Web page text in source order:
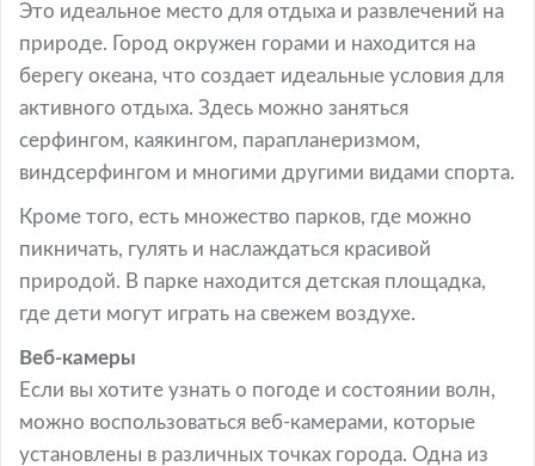
Это идеальное место для отдыха и развлечений на
природе. Город окружен горами и находится на
берегу океана, что создает идеальные условия для
активного отдыха. Здесь можно заняться
серфингом, каякингом, парапланеризмом,
виндсерфингом и многими другими видами спорта.
Кроме того, есть множество парков, где можно
пикничать, гулять и наслаждаться красивой
природой. В парке находится детская площадка,
где дети могут играть на свежем воздухе.
Веб-камеры
Если вы хотите узнать о погоде и состоянии волн,
можно воспользоваться веб-камерами, которые
установлены в различных точках города. Одна из